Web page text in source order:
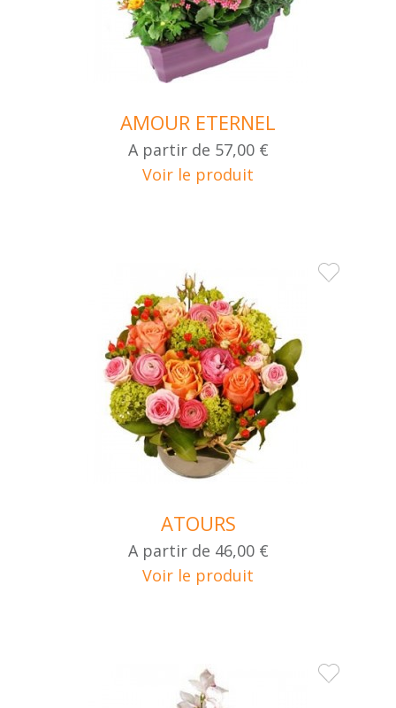
AMOUR ETERNEL
A partir de 57,00 €
Voir le produit
ATOURS
A partir de 46,00 €
Voir le produit